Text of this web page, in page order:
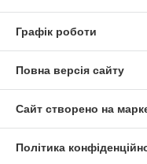
Графік роботи
Повна версія сайту
Сайт створено на
Політика